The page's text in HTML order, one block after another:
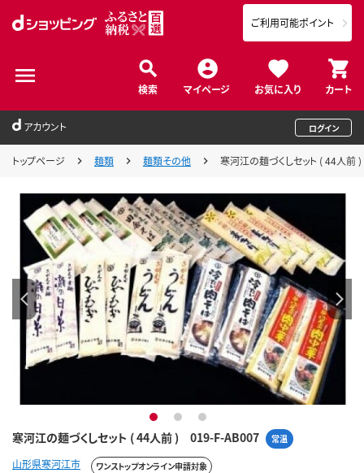
検索 マイページ お気に入り カート
ご利用可能ポイント
アカウント ログイン
トップページ 麺類 麺類その他 寒河江の麺づくしセット ( 44人
寒河江の麺づくしセット ( 44人前 ) 019-F-AB007 常温
1 2 3
山形県寒河江市 ワンストップオンライン申請対象